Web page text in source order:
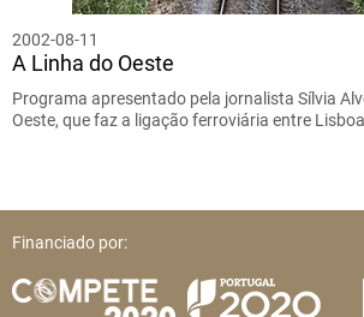
2002-08-11
A Linha do Oeste
Programa apresentado pela jornalista Sílvia
Oeste, que faz a ligação ferroviária entre
Financiado por: